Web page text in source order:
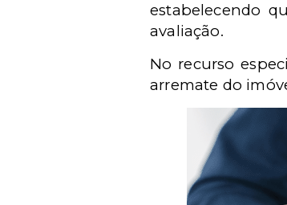
estabelecendo
avaliação.
No recurso
arremate do